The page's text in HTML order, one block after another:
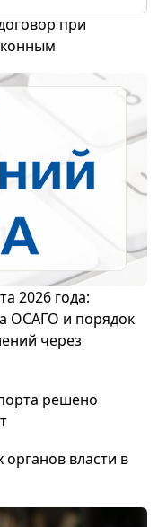
при
2026 года:
ОСАГО и порядок
через
решено
власти в